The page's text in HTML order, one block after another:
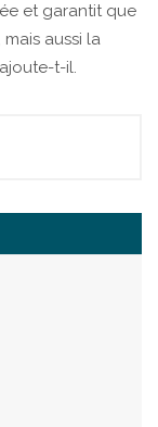
et garantit que
aussi la
t-il.